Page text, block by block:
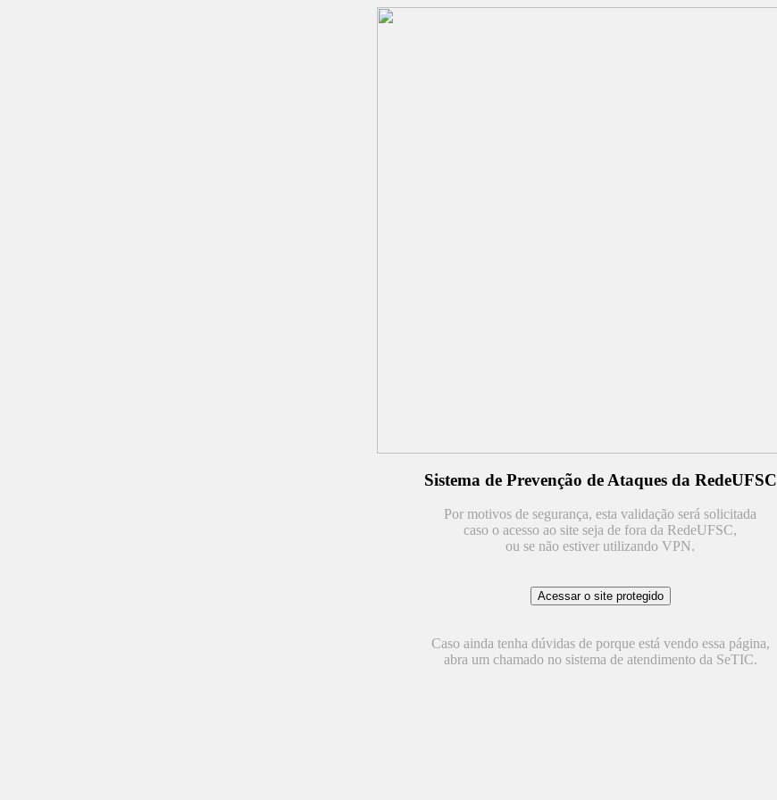
Sistema de Prevenção de Ataques da RedeUFSC
Por motivos de segurança, esta validação será solicitada
caso o acesso ao site seja de fora da RedeUFSC,
ou se não estiver utilizando VPN.
Caso ainda tenha dúvidas de porque está vendo essa página,
abra um chamado no sistema de atendimento da SeTIC.